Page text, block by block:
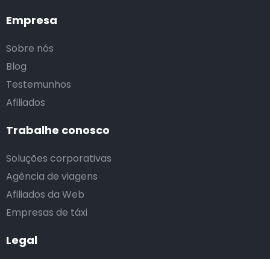
Empresa
Sobre nós
Blog
Testemunhos
Afiliados
Trabalhe conosco
Soluções corporativas
Agência de viagens
Afiliados da Web
Empresas de táxi
Legal